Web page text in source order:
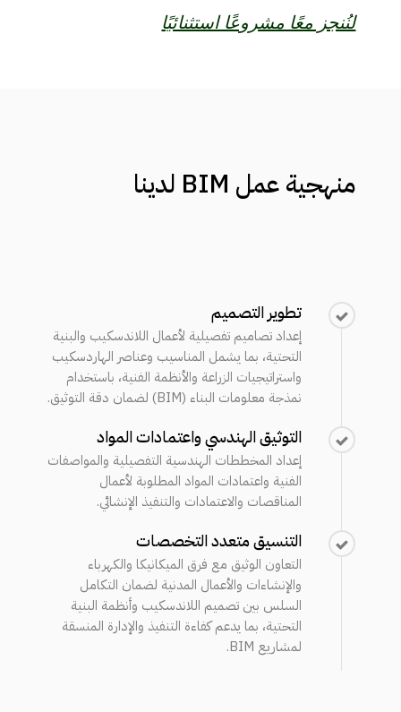
لنُنجز معًا مشروعًا استثنائيًا
منهجيةعمل BIM لدينا
تطوير التصميم
إعداد تصاميم تفصيلية لأعمال اللاندسكيب والبنية
التحتية، بما يشمل المناسيب وعناصر الهاردسكيب
واستراتيجيات الزراعة والأنظمة الفنية، باستخدام
نمذجة معلومات البناء (BIM) لضمان دقة التوثيق.
التوثيق الهندسي واعتمادات المواد
إعداد المخططات الهندسية التفصيلية والمواصفات
الفنية واعتمادات المواد المطلوبة لأعمال
المناقصات والاعتمادات والتنفيذ الإنشائي.
التنسيق متعدد التخصصات
التعاون الوثيق مع فرق الميكانيكا والكهرباء
والإنشاءات والأعمال المدنية لضمان التكامل
السلس بين تصميم اللاندسكيب وأنظمة البنية
التحتية، بما يدعم كفاءة التنفيذ والإدارة المنسقة
لمشاريع BIM.